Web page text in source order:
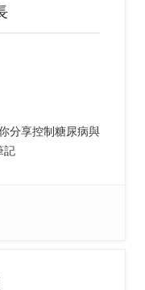
分享控制糖尿病與
記